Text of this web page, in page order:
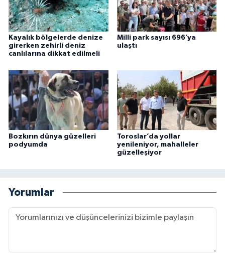
Kayalık bölgelerde denize
girerken zehirli deniz
canlılarına dikkat edilmeli
Milli park sayısı 696’ya
ulaştı
Bozkırın dünya güzelleri
podyumda
Toroslar’da yollar
yenileniyor, mahalleler
güzelleşiyor
Yorumlar